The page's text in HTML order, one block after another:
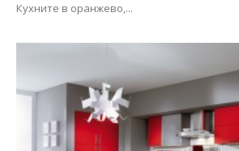
Кухните в оранжево,...